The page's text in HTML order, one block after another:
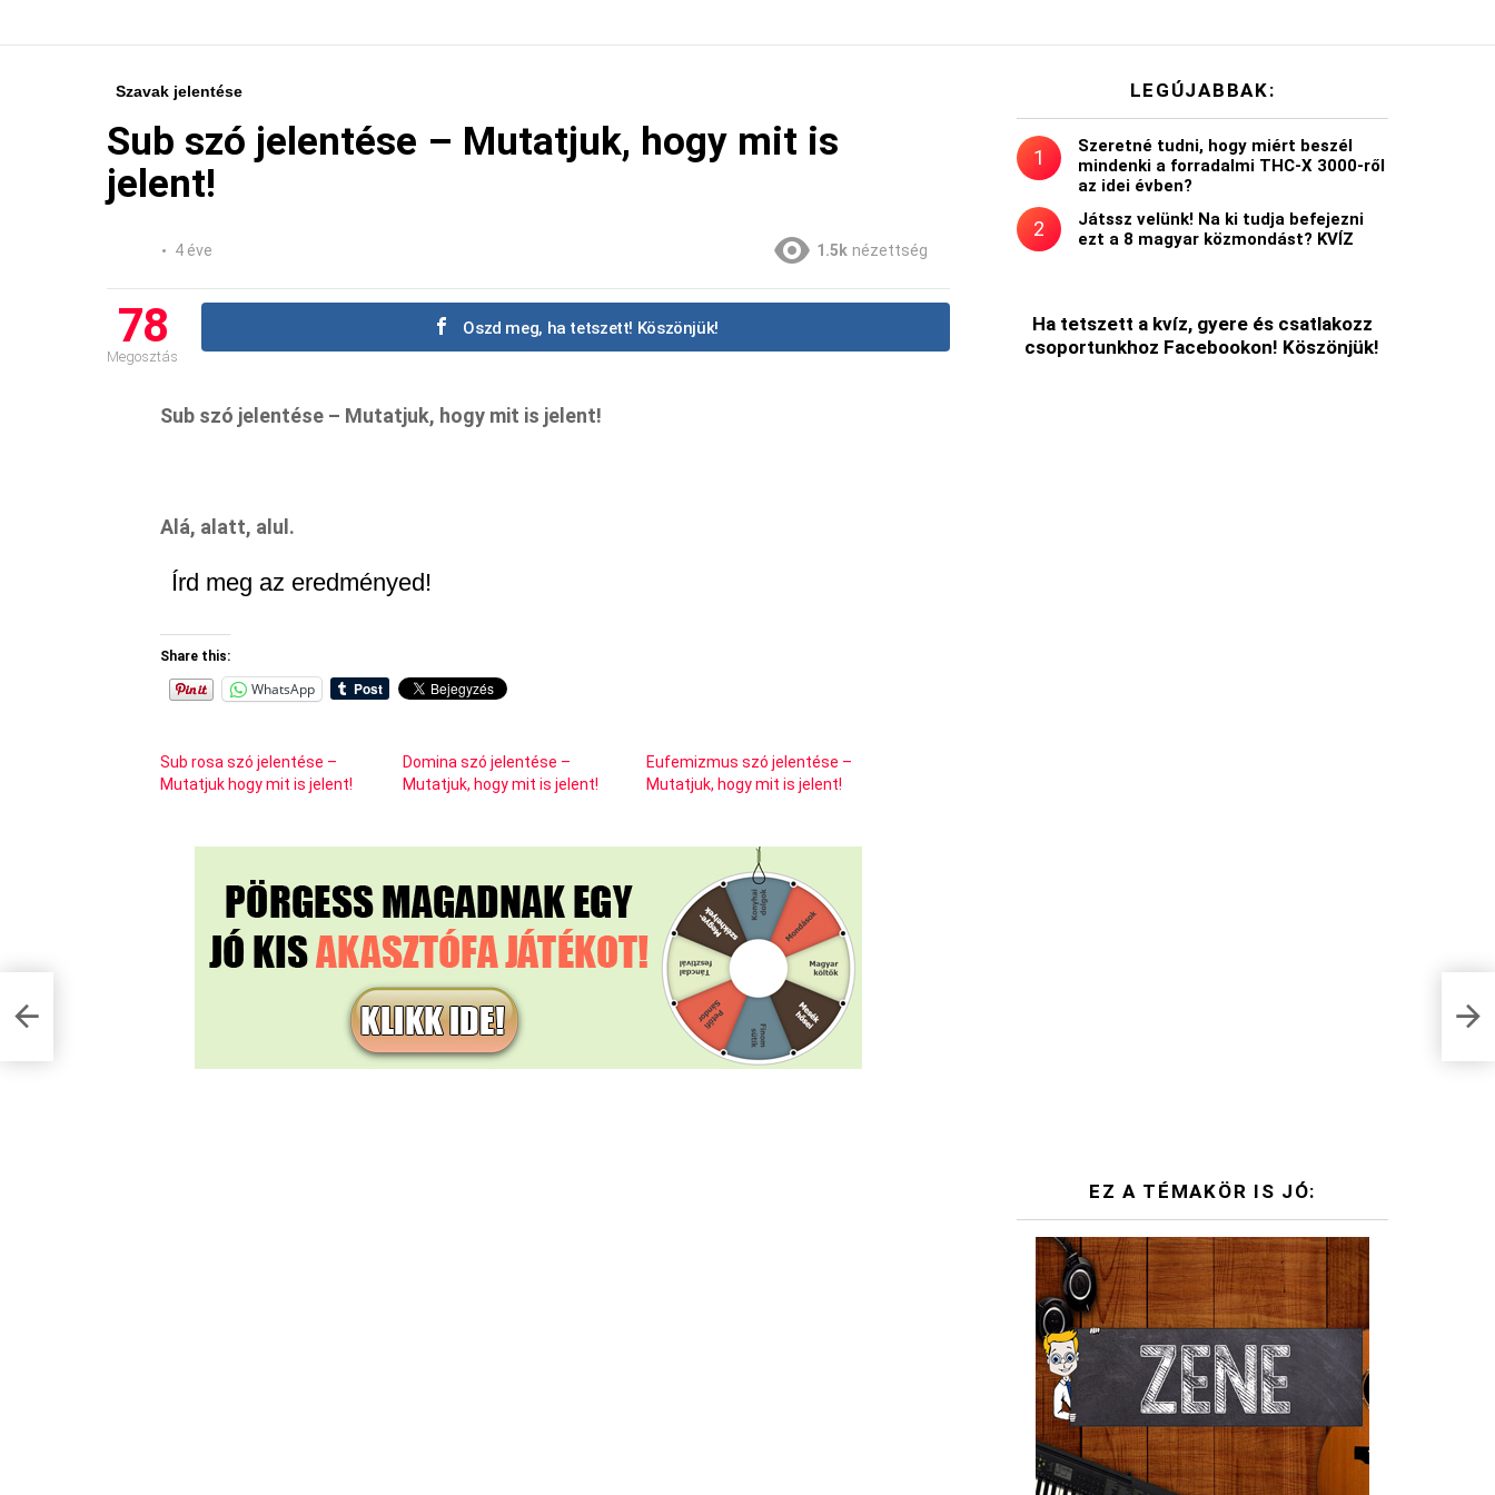
Szavak jelentése
Sub szó jelentése – Mutatjuk, hogy mit is
jelent!
4 éve 1.5k nézettség
78
Megosztás
Oszd meg, ha tetszett! Köszönjük!
Sub szó jelentése – Mutatjuk, hogy mit is jelent!
Alá, alatt, alul.
Írd meg az eredményed!
Share this:
WhatsApp
Sub rosa szó jelentése –
Mutatjuk hogy mit is jelent!
Domina szó jelentése –
Mutatjuk, hogy mit is jelent!
Eufemizmus szó jelentése –
Mutatjuk, hogy mit is jelent!
mit
LEGÚJABBAK:
Szeretné tudni, hogy miért beszél
mindenki a forradalmi THC-X 3000-ről
az idei évben?
Játssz velünk! Na ki tudja befejezni
ezt a 8 magyar közmondást? KVÍZ
Ha tetszett a kvíz, gyere és csatlakozz
csoportunkhoz Facebookon! Köszönjük!
EZ A TÉMAKÖR IS JÓ: